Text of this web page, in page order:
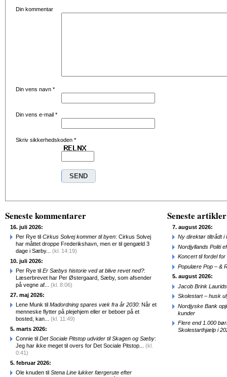
Din kommentar
Din vens navn *
Din vens e-mail *
Skriv sikkerhedskoden *
Seneste kommentarer
16. juli 2026:
Per Rye til Cirkus Solvej kommer til byen: Cirkus Solvej
har måttet droppe Frederikshavn, men er til gengæld 3
dage i Sæby... (kl. 14:19)
10. juli 2026:
Per Rye til Er Sæbys historie ved at blive revet ned?:
Læserbrevet har Per Østergaard, Sæby, som afsender
på vegne af... (kl. 8:06)
27. maj 2026:
Lene Munk til Madordning spares væk fra år 2030: Når et
menneske flytter på plejehjem eller er beboer på et
bosted, kan... (kl. 11:49)
5. marts 2026:
Connie til Det Sociale Pitstop udvider til Skagen og Sæby:
Jeg har ikke meget til overs for Det Sociale Pitstop... (kl.
0:41)
5. februar 2026:
Ole knuden til Stena Line lukker færgerute efter
Seneste artikler
7. august 2026:
Ny direktør tiltrådt i
Nordjyllands Politi
Koncert til fordel
Populære Pop – &
5. august 2026:
Jacob Brink
Skolestart – husk
Nordjyske Bank
kunder
Flere end 1.000
Skolestarthjælp i